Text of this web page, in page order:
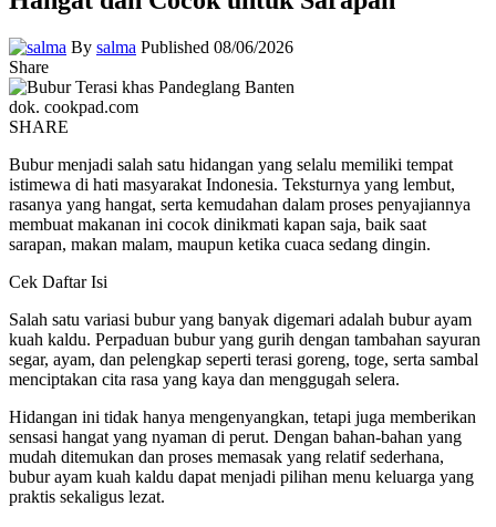
By salma Published 08/06/2026
Share
dok. cookpad.com
SHARE
Bubur menjadi salah satu hidangan yang selalu memiliki tempat
istimewa di hati masyarakat Indonesia. Teksturnya yang lembut,
rasanya yang hangat, serta kemudahan dalam proses penyajiannya
membuat makanan ini cocok dinikmati kapan saja, baik saat
sarapan, makan malam, maupun ketika cuaca sedang dingin.
Cek Daftar Isi
Salah satu variasi bubur yang banyak digemari adalah bubur ayam
kuah kaldu. Perpaduan bubur yang gurih dengan tambahan sayuran
segar, ayam, dan pelengkap seperti terasi goreng, toge, serta sambal
menciptakan cita rasa yang kaya dan menggugah selera.
Hidangan ini tidak hanya mengenyangkan, tetapi juga memberikan
sensasi hangat yang nyaman di perut. Dengan bahan-bahan yang
mudah ditemukan dan proses memasak yang relatif sederhana,
bubur ayam kuah kaldu dapat menjadi pilihan menu keluarga yang
praktis sekaligus lezat.